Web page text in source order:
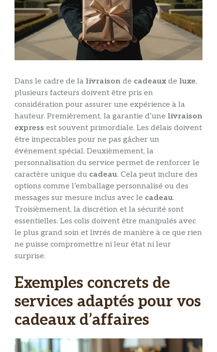
Dans le cadre de la livraison de cadeaux de luxe,
plusieurs facteurs doivent être pris en
considération pour assurer une expérience à la
hauteur. Premièrement, la garantie d’une livraison
express est souvent primordiale. Les délais doivent
être impeccables pour ne pas gâcher un
événement spécial. Deuxièmement, la
personnalisation du service permet de renforcer le
caractère unique du cadeau. Cela peut inclure des
options comme l’emballage personnalisé ou des
messages sur mesure inclus avec le cadeau.
Troisièmement, la discrétion et la sécurité sont
essentielles. Les colis doivent être manipulés avec
le plus grand soin et livrés de manière à ce que rien
ne puisse compromettre ni leur état ni leur
surprise.
Exemples concrets de
services adaptés pour vos
cadeaux d’affaires